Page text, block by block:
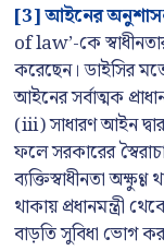
[3] আইনের
of law’-কে
করেছেন। ডাইসির
আইনের সর্বাত্মক
(iii) সাধারণ আইন
ফলে সরকারের
ব্যক্তিস্বাধীনতা
থাকায় প্রধানমন্ত্রী
বাড়তি সুবিধা ভোগ